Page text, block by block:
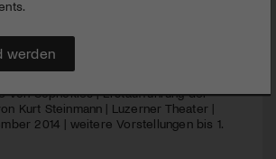
verrätselter Andeutungen.
von Sophokles | Erstaufführung der
Kurt Steinmann | Luzerner Theater |
2014 | weitere Vorstellungen bis 1.
werden